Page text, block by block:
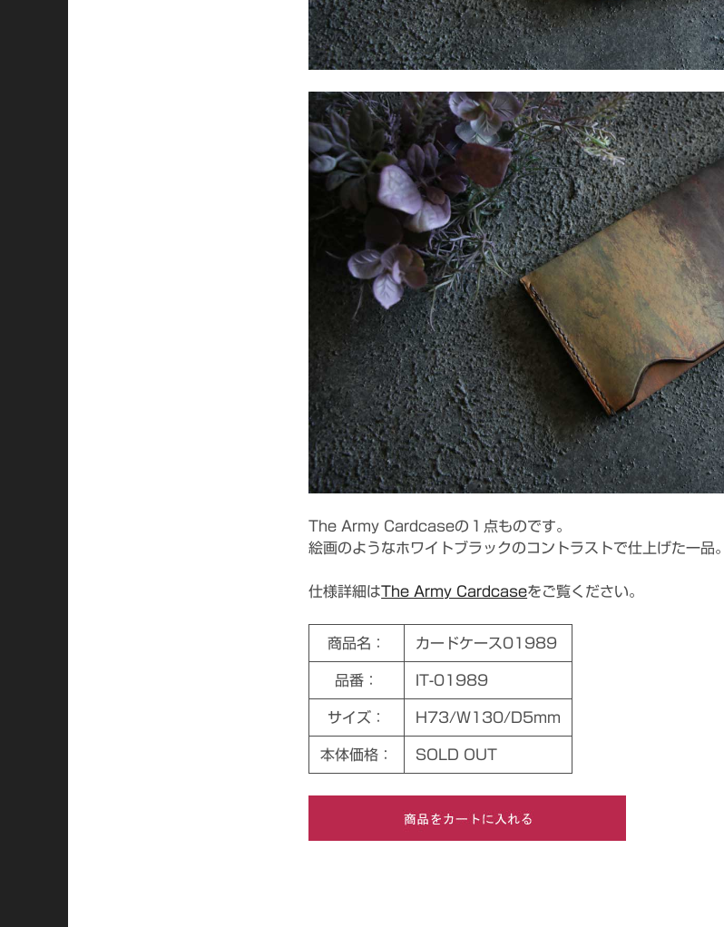
The Army Cardcaseの１点ものです。
絵画のようなホワイトブラックのコントラストで仕上げた一品。
仕様詳細はThe Army Cardcaseをご覧ください。
商品名： カードケース01989
品番： IT-01989
サイズ： H73/W130/D5mm
本体価格： SOLD OUT